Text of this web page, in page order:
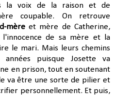
la voix de la raison et de
coupable. On retrouve
mèreet mère de Catherine,
de sa mère et la
le mari. Mais leurs chemins
puisque Josette va
en prison, tout en soutenant
va être une sorte de pilier et
personnellement. Et puis,